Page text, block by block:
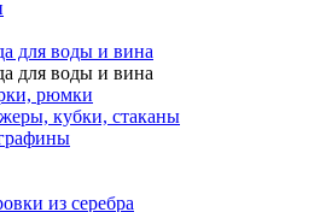
для воды и вина
для воды и вина
рюмки
кубки, стаканы
из серебра